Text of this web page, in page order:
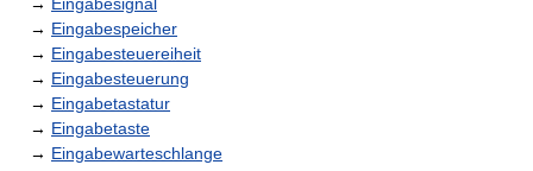
→ Eingabespeicher
→ Eingabesteuereiheit
→ Eingabesteuerung
→ Eingabetastatur
→ Eingabetaste
→ Eingabewarteschlange